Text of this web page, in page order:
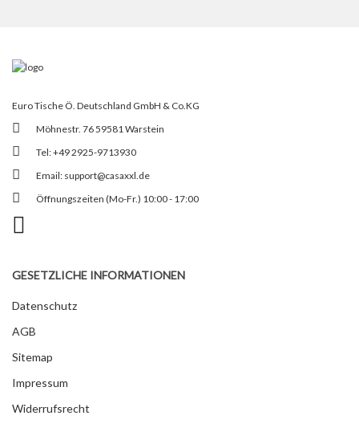
Euro Tische Ö. Deutschland GmbH & Co.KG
Möhnestr. 76 59581 Warstein
Tel: +49 2925-9713930
Email: support@casaxxl.de
Öffnungszeiten (Mo-Fr.) 10:00 - 17:00
GESETZLICHE INFORMATIONEN
Datenschutz
AGB
Sitemap
Impressum
Widerrufsrecht